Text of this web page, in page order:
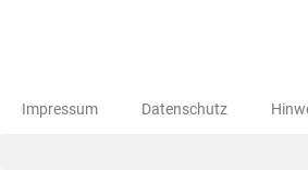
Impressum Datenschutz